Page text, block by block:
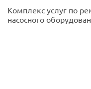
Комплекс услуг по
насосного